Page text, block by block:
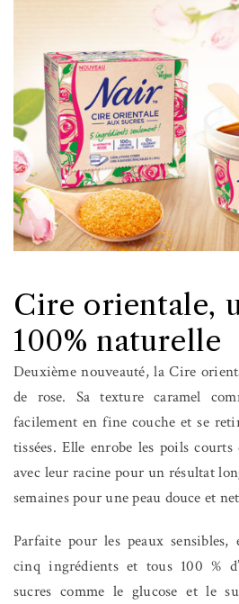
Cire orientale,
100% naturelle
Deuxième nouveauté, la Cire
de rose. Sa texture caramel
facilement en fine couche et se
tissées. Elle enrobe les poils
avec leur racine pour un résultat
semaines pour une peau douce et
Parfaite pour les peaux sensibles,
cinq ingrédients et tous 100 %
sucres comme le glucose et le